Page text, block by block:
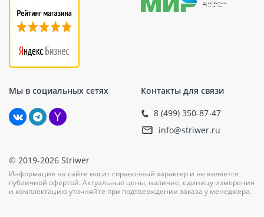
Мы в социальных сетях Контакты для связи
8 (499) 350-87-47
info@striwer.ru
© 2019-2026 Striwer
Информация на сайте носит справочный характер и не является
публичной офертой. Актуальные цены, наличие, единицу измерения
и комплектацию уточняйте при подтверждении заказа у менеджера.